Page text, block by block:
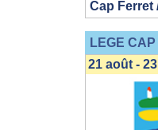
Cap Ferret
LEGE
21 août -